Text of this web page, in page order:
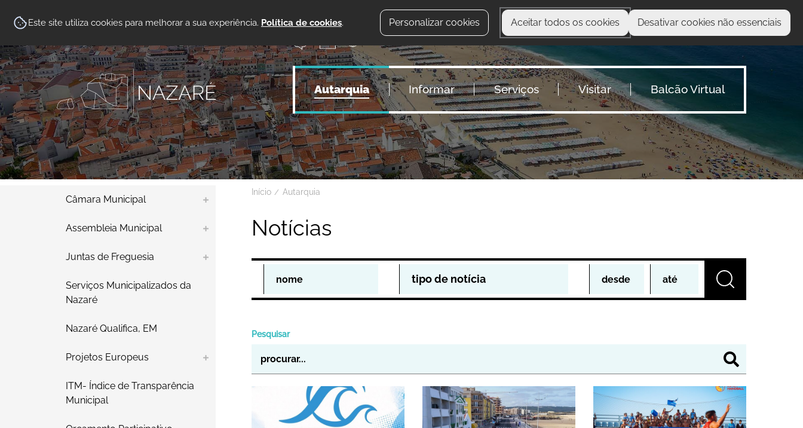
Este site utiliza cookies para melhorar a sua experiência. Política de cookies. Personalizar cookies Aceitar todos os cookies Desativar cookies não essenciais
O que procura?
Autarquia Informar Serviços Visitar Balcão Virtual
Câmara Municipal
Assembleia Municipal
Juntas de Freguesia
Serviços Municipalizados da
Nazaré
Nazaré Qualifica, EM
Projetos Europeus
ITM- Índice de Transparência
Municipal
Início Autarquia
Notícias
final
Pesquisar
Nazaré assinala a Semana da Juventude com cinco dias de
Intervenção na rede de saneamento assegurou
Nazaré Beach Handball